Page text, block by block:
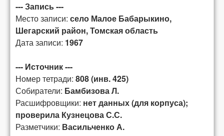
--- Запись ---
Место записи: село Малое Бабарыкино,
Шегарский район, Томская область
Дата записи: 1967
--- Источник ---
Номер тетради: 808 (инв. 425)
Собиратели: Бамбизова Л.
Расшифровщики: нет данных (для корпуса);
проверила Кузнецова С.С.
Разметчики: Васильченко А.